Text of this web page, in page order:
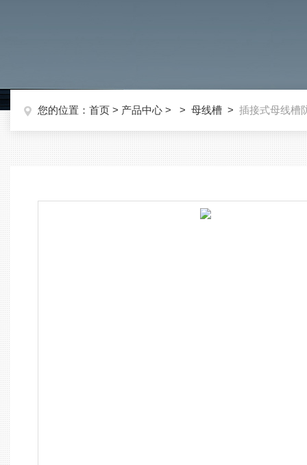
您的位置： 首页 > 产品中心 > > 母线槽 > 插接式母线槽